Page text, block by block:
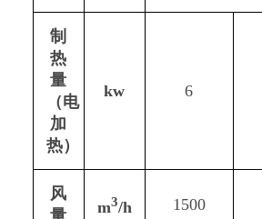
制
热
量
（电
加
热）
kw 6
风
量
m3/h 1500